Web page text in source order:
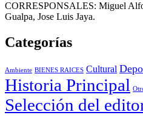
CORRESPONSALES: Miguel
Gualpa, Jose Luis Jaya.
Categorías
Ambiente BIENES RAICES Cultural
Historia Principal
Selección del